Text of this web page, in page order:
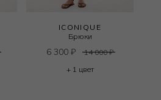
ICONIQUE
Брюки
6 300 ₽ 14 000₽
+ 1 цвет